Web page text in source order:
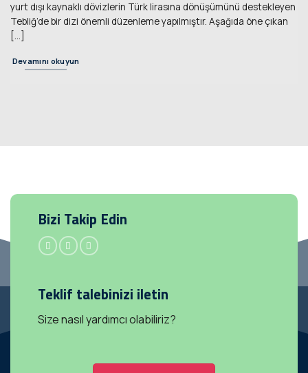
yurt dışı kaynaklı dövizlerin Türk lirasına dönüşümünü destekleyen
Tebliğ’de bir dizi önemli düzenleme yapılmıştır. Aşağıda öne çıkan
[...]
Devamını okuyun
Bizi Takip Edin
Teklif talebinizi iletin
Size nasıl yardımcı olabiliriz?